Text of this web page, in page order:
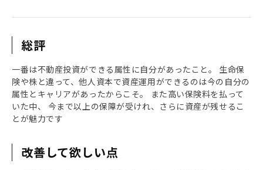
総評
一番は不動産投資ができる属性に自分があったこと。 生命保
険や株と違って、他人資本で資産運用ができるのは今の自分の
属性とキャリアがあったからこそ。 また高い保険料を払って
いた中、 今まで以上の保障が受けれ、さらに資産が残せるこ
とが魅力です
改善して欲しい点